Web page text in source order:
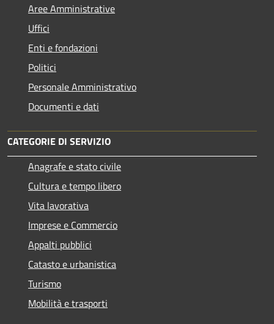
Aree Amministrative
Uffici
Enti e fondazioni
Politici
Personale Amministrativo
Documenti e dati
CATEGORIE DI SERVIZIO
Anagrafe e stato civile
Cultura e tempo libero
Vita lavorativa
Imprese e Commercio
Appalti pubblici
Catasto e urbanistica
Turismo
Mobilità e trasporti